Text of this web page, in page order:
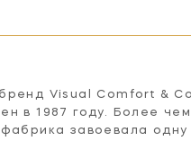
Visual Comfort &
в 1987 году. Более
завоевала одну